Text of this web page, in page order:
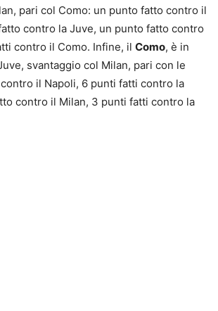
pari col Como: un punto fatto contro il
contro la Juve, un punto fatto contro
contro il Como. Infine, il Como, è in
svantaggio col Milan, pari con le
il Napoli, 6 punti fatti contro la
contro il Milan, 3 punti fatti contro la